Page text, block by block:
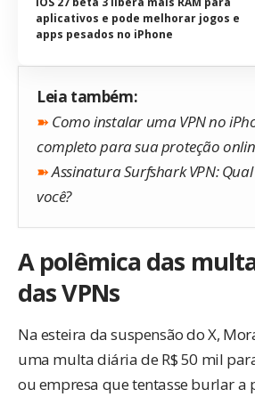
aplicativos e pode melhorar jogos e
apps pesados no iPhone
Leia também:
➽ Como instalar uma VPN no
completo para sua proteção
➽Assinatura Surfshark VPN:
você?
A polêmica das
das VPNs
Na esteira da suspensão do X,
uma multa diária de R$ 50 mil
ou empresa que tentasse burlar a